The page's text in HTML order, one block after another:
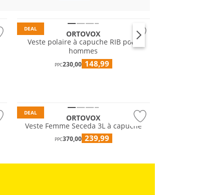
DEAL
ORTOVOX
Veste polaire à capuche RIB pour
hommes
PPC230,00 148,99
DEAL
ORTOVOX
Veste Femme Seceda 3L à capuche
PPC370,00 239,99